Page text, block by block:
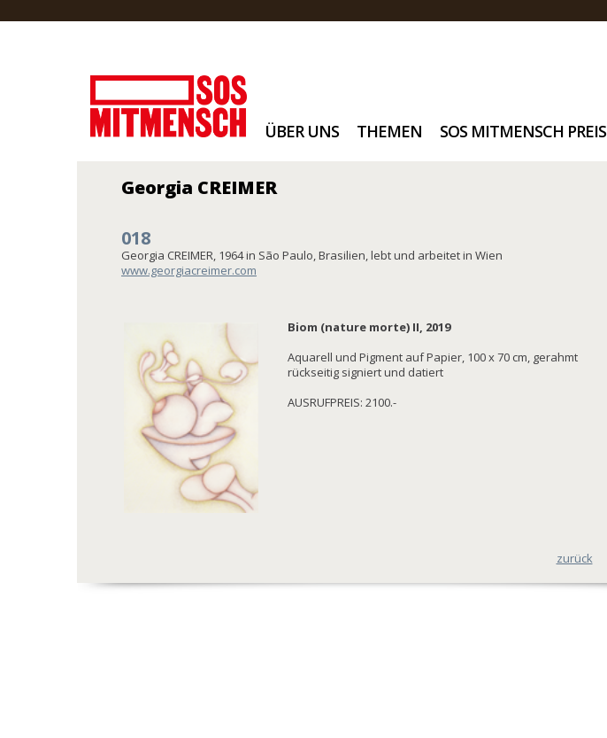
ÜBER UNS THEMEN SOS MITMENSCH PREIS
Georgia CREIMER
018
Georgia CREIMER, 1964 in São Paulo, Brasilien, lebt und arbeitet in Wien
www.georgiacreimer.com
Biom (nature morte) II, 2019
Aquarell und Pigment auf Papier, 100 x 70 cm, gerahmt
rückseitig signiert und datiert
AUSRUFPREIS: 2100.-
zurück